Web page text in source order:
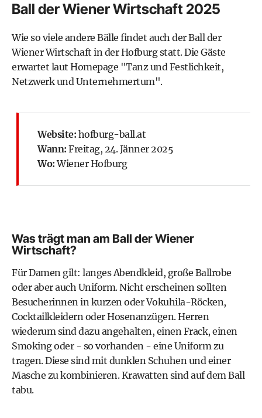
Ball der Wiener Wirtschaft 2025
Wie so viele andere Bälle findet auch der Ball der
Wiener Wirtschaft in der Hofburg statt. Die Gäste
erwartet laut Homepage "Tanz und Festlichkeit,
Netzwerk und Unternehmertum".
Website: hofburg-ball.at
Wann: Freitag, 24. Jänner 2025
Wo:Wiener Hofburg
Was trägt man am Ball der Wiener
Wirtschaft?
Für Damen gilt: langes Abendkleid, große Ballrobe
oder aber auch Uniform. Nicht erscheinen sollten
Besucherinnen in kurzen oder Vokuhila-Röcken,
Cocktailkleidern oder Hosenanzügen. Herren
wiederum sind dazu angehalten, einen Frack, einen
Smoking oder - so vorhanden - eine Uniform zu
tragen. Diese sind mit dunklen Schuhen und einer
Masche zu kombinieren. Krawatten sind auf dem Ball
tabu.